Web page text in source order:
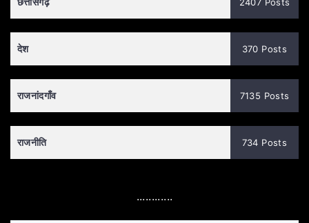
देश 370 Posts
राजनांदगाँव 7135 Posts
राजनीति 734 Posts
............